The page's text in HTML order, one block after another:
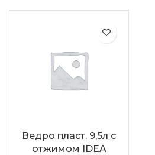
Ведро пласт. 9,5л с
отжимом IDEA